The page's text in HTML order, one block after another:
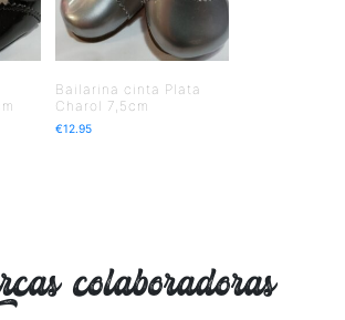
Bailarina cinta Plata
Charol 7,5cm
€12.95
colaboradoras